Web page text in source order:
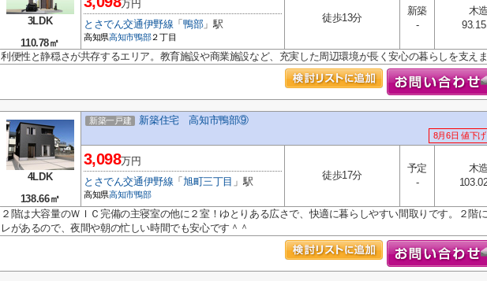
3LDK
110.78㎡
万円
とさでん交通伊野線 「鴨部」駅
高知県高知市鴨部２丁目
徒歩13分
新築
-
木造
93.15
利便性と静穏さが共存するエリア。教育施設や商業施設など、充実した周辺環境が長く安心の暮らしを支えま
4LDK
138.66㎡
新築一戸建 新築住宅 高知市鴨部⑨
8月6日 値下げ
3,098万円
とさでん交通伊野線 「旭町三丁目 」駅
高知県高知市鴨部
徒歩17分
予定
-
木造
２階は大容量のＷＩＣ完備の主寝室の他に２室！ゆとりある広さで、快適に暮らしやすい間取りです。２階
レがあるので、夜間や朝の忙しい時間でも安心です＾＾